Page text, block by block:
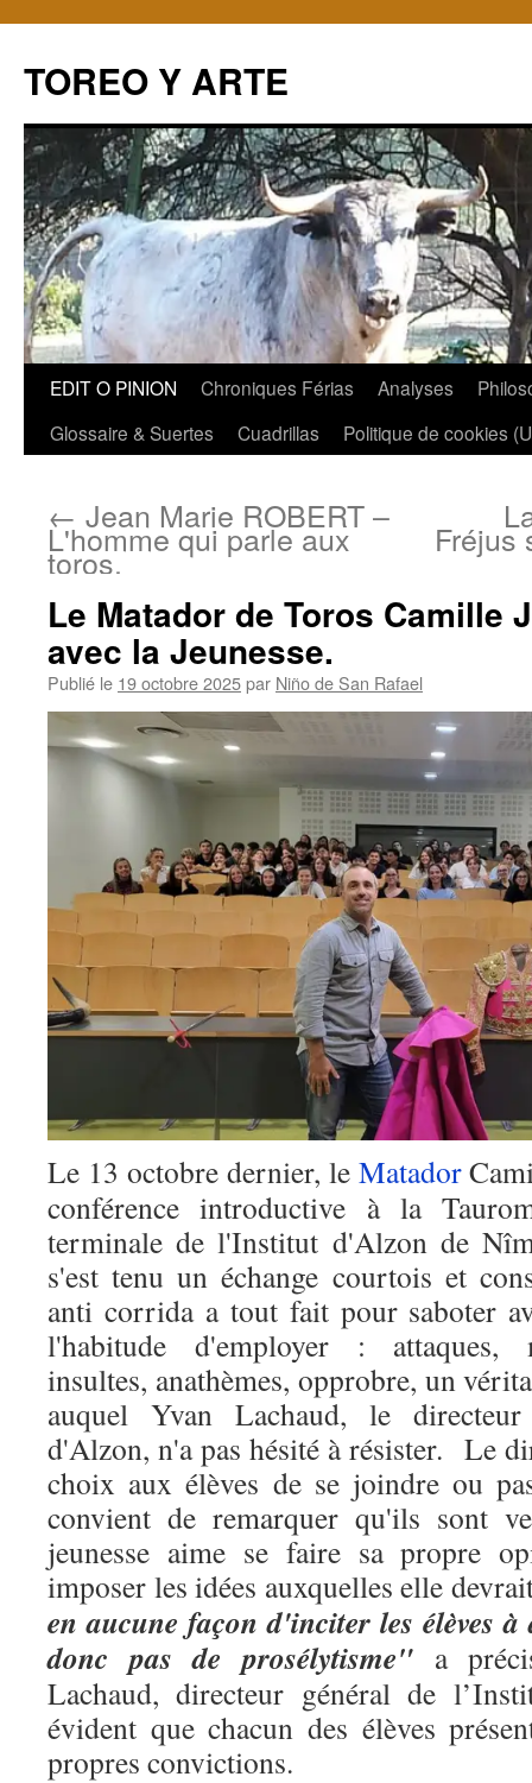
TOREO Y ARTE
Aller
EDIT O PINION Chroniques Férias Analyses
Glossaire & Suertes
Cuadrillas Politique de cookies
← Jean Marie ROBERT –
L'homme qui parle aux
toros.
Fréjus
Le Matador de Toros Camille
avec la Jeunesse.
Publié le 19 octobre 2025par Niño de San Rafael
Le 13 octobre dernier, le Matador
conférence introductive à la
terminale de l'Institut d'Alzon de
s'est tenu un échange courtois et
anti corrida a tout fait pour saboter
l'habitude d'employer : attaques,
insultes, anathèmes, opprobre, un
auquel Yvan Lachaud, le
d'Alzon, n'a pas hésité à résister. Le
choix aux élèves de se joindre ou
convient de remarquer qu'ils sont
jeunesse aime se faire sa propre
imposer les idées auxquelles elle
en aucune façon d'inciter les élèves
donc pas de prosélytisme"a
Lachaud, directeur général de
évident que chacun des élèves
propres convictions.